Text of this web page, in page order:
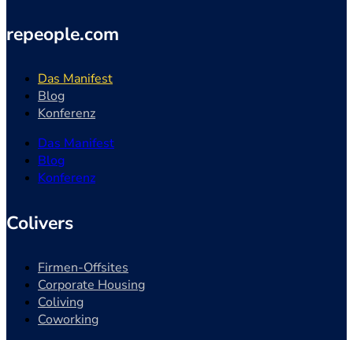
repeople.com
Das Manifest
Blog
Konferenz
Das Manifest
Blog
Konferenz
Colivers
Firmen-Offsites
Corporate Housing
Coliving
Coworking